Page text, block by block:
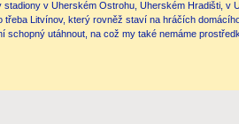
v Uherském Ostrohu, Uherském Hradišti, v
Litvínov, který rovněž staví na hráčích
utáhnout, na což my také nemáme